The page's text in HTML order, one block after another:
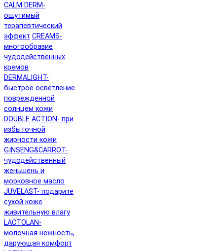
CALM DERM-
ощутимый
терапевтический
эффект CREAMS-
многообразие
чудодейственных
кремов
DERMALIGHT-
быстрое осветление
поврежденной
солнцем кожи
DOUBLE ACTION- при
избыточной
жирности кожи
GINSENG&CARROT-
чудодейственный
женьшень и
морковное масло
JUVELAST- подарите
сухой коже
живительную влагу
LACTOLAN-
молочная нежность,
дарующая комфорт